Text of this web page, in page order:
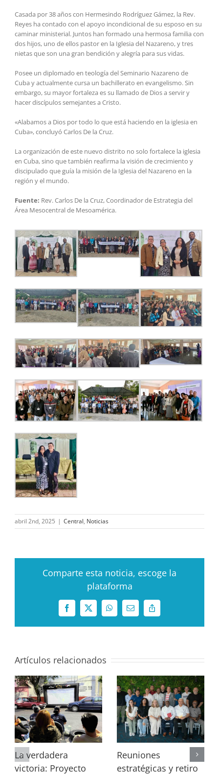
Casada por 38 años con Hermesindo Rodríguez Gámez, la Rev.
Reyes ha contado con el apoyo incondicional de su esposo en su
caminar ministerial. Juntos han formado una hermosa familia con
dos hijos, uno de ellos pastor en la Iglesia del Nazareno, y tres
nietas que son una gran bendición y alegría para sus vidas.
Posee un diplomado en teología del Seminario Nazareno de
Cuba y actualmente cursa un bachillerato en evangelismo. Sin
embargo, su mayor fortaleza es su llamado de Dios a servir y
hacer discípulos semejantes a Cristo.
«Alabamos a Dios por todo lo que está haciendo en la iglesia en
Cuba», concluyó Carlos De la Cruz.
La organización de este nuevo distrito no solo fortalece la iglesia
en Cuba, sino que también reafirma la visión de crecimiento y
discipulado que guía la misión de la Iglesia del Nazareno en la
región y el mundo.
Fuente: Rev. Carlos De la Cruz, Coordinador de Estrategia del
Área Mesocentral de Mesoamérica.
abril 2nd, 2025 | Central, Noticias
Comparte esta noticia, escoge la
plataforma
Facebook
X WhatsAppCorreo
electrónico
Copy
Link
Artículos relacionados
La verdadera
victoria: Proyecto
Reuniones
estratégicas y retiro